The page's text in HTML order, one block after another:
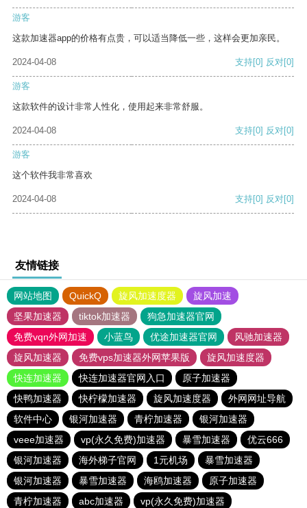
游客
这款加速器app的价格有点贵，可以适当降低一些，这样会更加亲民。
2024-04-08 支持[0] 反对[0]
游客
这款软件的设计非常人性化，使用起来非常舒服。
2024-04-08 支持[0] 反对[0]
游客
这个软件我非常喜欢
2024-04-08 支持[0] 反对[0]
友情链接
网站地图 QuickQ 旋风加速度器
旋风加速
坚果加速器
tiktok加速器
狗急加速器官网
免费vqn外网加速
小蓝鸟 优途加速器官网
风驰加速器
旋风加速器
免费vps加速器外网苹果版
旋风加速度器
快连加速器
快连加速器官网入口
原子加速器
快鸭加速器
快柠檬加速器 旋风加速度器
外网网址导航
软件中心
银河加速器 青柠加速器
银河加速器
veee加速器
vp(永久免费)加速器 暴雪加速器
优云666
银河加速器
海外梯子官网 1元机场
暴雪加速器
银河加速器
暴雪加速器 海鸥加速器
原子加速器
青柠加速器
abc加速器 vp(永久免费)加速器